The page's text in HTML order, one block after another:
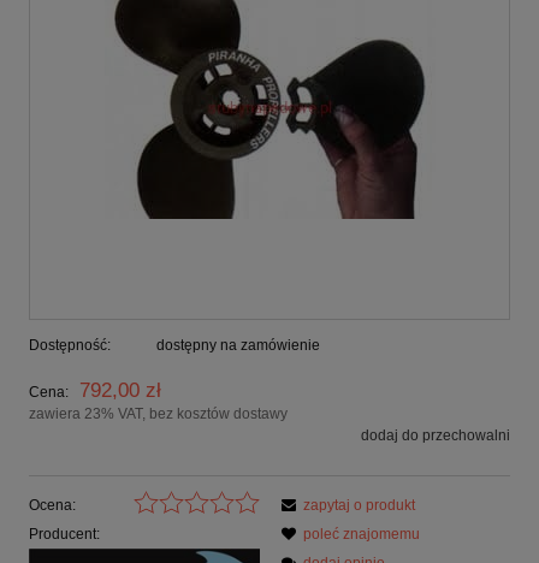
Dostępność: dostępny na zamówienie
Cena: 792,00 zł
zawiera 23% VAT, bez kosztów dostawy
dodaj do przechowalni
Ocena:
Producent:
zapytaj o produkt
poleć znajomemu